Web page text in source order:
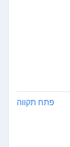
פתח תקווה